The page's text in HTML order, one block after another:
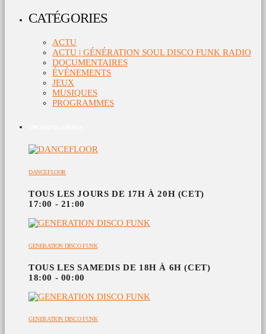
CATÉGORIES
ACTU
ACTU | GÉNÉRATION SOUL DISCO FUNK RADIO
DOCUMENTAIRES
ÉVÉNEMENTS
JEUX
MUSIQUES
PROGRAMMES
DANCEFLOOR
TOUS LES JOURS DE 17H À 20H (CET)
17:00 - 21:00
GENERATION DISCO FUNK
TOUS LES SAMEDIS DE 18H À 6H (CET)
18:00 - 00:00
GENERATION DISCO FUNK